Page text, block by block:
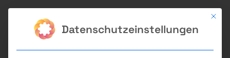
Mit
Datenschutzeinstellungen